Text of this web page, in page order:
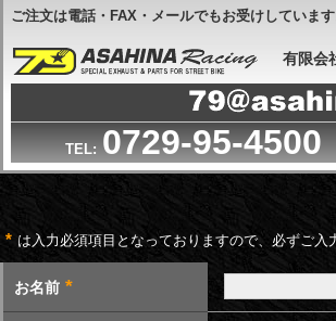
ご注文は電話・FAX・メールでもお受けしています
有限会
TEL: 0729-95-4500
* は入力必須項目となっておりますので、必ずご入
お名前 *